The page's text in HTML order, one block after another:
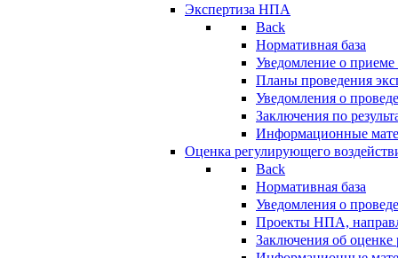
Экспертиза НПА
Back
Нормативная база
Уведомление о
Планы проведения
Уведомления о
Заключения по
Информационные
Оценка регулирующего
Back
Нормативная база
Уведомления о
Проекты НПА,
Заключения об